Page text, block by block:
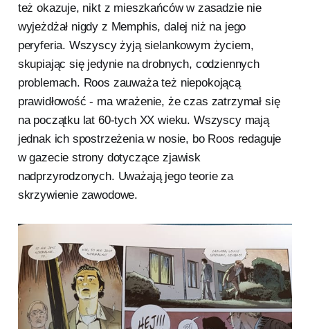
też okazuje, nikt z mieszkańców w zasadzie nie
wyjeżdżał nigdy z Memphis, dalej niż na jego
peryferia. Wszyscy żyją sielankowym życiem,
skupiając się jedynie na drobnych, codziennych
problemach. Roos zauważa też niepokojącą
prawidłowość - ma wrażenie, że czas zatrzymał się
na początku lat 60-tych XX wieku. Wszyscy mają
jednak ich spostrzeżenia w nosie, bo Roos redaguje
w gazecie strony dotyczące zjawisk
nadprzyrodzonych. Uważają jego teorie za
skrzywienie zawodowe.